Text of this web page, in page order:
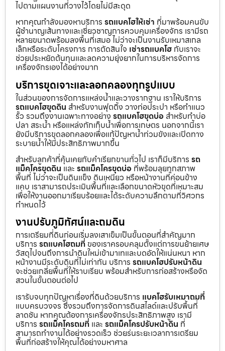
ไปตามแผนงานที่วางไว้โดยไม่มีสะดุด
หากคุณกำลังมองหาบริการ รถแบคโฮให้เช่า ที่มาพร้อมคนขับ
ผู้ชำนาญเส้นทางและเชี่ยวชาญการควบคุมเครื่องจักร เรามีรถ
หลายขนาดพร้อมลงพื้นที่เสมอ ไม่ว่าจะเป็นงานรับเหมาสเกล
เล็กหรือระดับโครงการ การตัดสินใจ เช่ารถแบคโฮ กับเราจะ
ช่วยประหยัดต้นทุนและลดความยุ่งยากในการบริหารจัดการ
เครื่องจักรเองได้อย่างมาก
บริการขุดเจาะและลอกคลองทุกรูปแบบ
ในส่วนของการจัดการแหล่งน้ำและวางรากฐาน เราให้บริการ
รถแบคโฮขุดดิน สำหรับงานฟุตติ้ง วางท่อประปา หรือทำแนว
รั้ว รวมถึงงานเฉพาะทางอย่าง รถแบคโฮขุดบ่อ สำหรับทำบ่อ
ปลา สระน้ำ หรือแหล่งกักเก็บน้ำเพื่อการเกษตร นอกจากนี้เรา
ยังมีบริการขุดลอกคลองเพื่อแก้ปัญหาน้ำท่วมขังและเปิดทาง
ระบายน้ำให้มีประสิทธิภาพมากขึ้น
สำหรับลูกค้าที่คุ้นเคยกับคำเรียกขานทั่วไป เราก็มีบริการ รถ
แม็คโครขุดดิน และ รถแม็คโครขุดบ่อ ที่พร้อมลุยทุกสภาพ
พื้นที่ ไม่ว่าจะเป็นดินแข็ง ดินเหนียว หรือหน้างานที่ค่อนข้าง
แคบ เราสามารถประเมินพื้นที่และเลือกขนาดหัวขุดที่เหมาะสม
เพื่อให้งานออกมาเรียบร้อยและได้ระดับความลึกตามที่วิศวกร
กำหนดไว้
งานปรับภูมิทัศน์และถมดิน
การเตรียมที่ดินก่อนเริ่มลงเสาเข็มเป็นขั้นตอนที่สำคัญมาก
บริการ รถแบคโฮถมที่ ของเราครอบคลุมตั้งแต่การขนย้ายเศษ
วัสดุไปจนถึงการนำดินใหม่เข้ามาเทและบดอัดให้แน่นหนา หาก
หน้างานมีระดับดินที่ไม่เท่ากัน บริการ รถแบคโฮปรับหน้าดิน
จะช่วยเกลี่ยพื้นที่ให้ราบเรียบ พร้อมสำหรับการก่อสร้างหรือจัด
สวนในขั้นตอนต่อไป
เรารับจบทุกปัญหาเรื่องที่ดินด้วยบริการ แบคโฮรับเหมาถมที่
แบบครบวงจร ซึ่งรวมถึงการจัดการดินสไลด์และปรับพื้นที่
ลาดชัน หากคุณต้องการเครื่องจักรประสิทธิภาพสูง เรามี
บริการ รถแม็คโครถมที่ และ รถแม็คโครปรับหน้าดิน ที่
สามารถทำงานได้อย่างรวดเร็ว ช่วยร่นระยะเวลาการเตรียม
พื้นที่ก่อสร้างให้คุณได้อย่างมหาศาล